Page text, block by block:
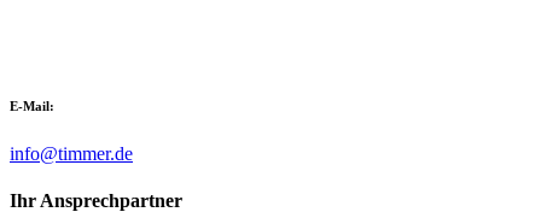
E-Mail:
info@timmer.de
Ihr Ansprechpartner